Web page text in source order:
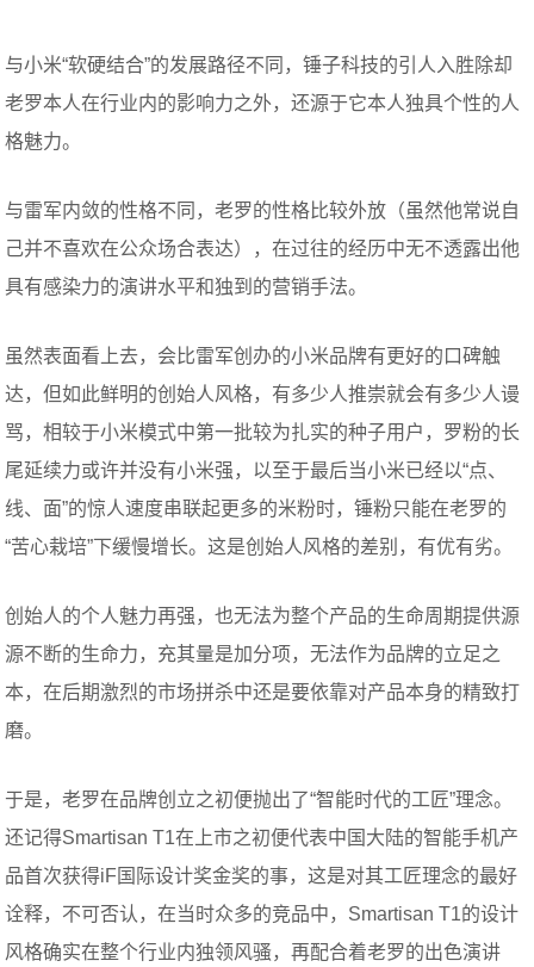
与小米“软硬结合”的发展路径不同，锤子科技的引人入胜除却
老罗本人在行业内的影响力之外，还源于它本人独具个性的人
格魅力。
与雷军内敛的性格不同，老罗的性格比较外放（虽然他常说自
己并不喜欢在公众场合表达），在过往的经历中无不透露出他
具有感染力的演讲水平和独到的营销手法。
虽然表面看上去，会比雷军创办的小米品牌有更好的口碑触
达，但如此鲜明的创始人风格，有多少人推崇就会有多少人谩
骂，相较于小米模式中第一批较为扎实的种子用户，罗粉的长
尾延续力或许并没有小米强，以至于最后当小米已经以“点、
线、面”的惊人速度串联起更多的米粉时，锤粉只能在老罗的
“苦心栽培”下缓慢增长。这是创始人风格的差别，有优有劣。
创始人的个人魅力再强，也无法为整个产品的生命周期提供源
源不断的生命力，充其量是加分项，无法作为品牌的立足之
本，在后期激烈的市场拼杀中还是要依靠对产品本身的精致打
磨。
于是，老罗在品牌创立之初便抛出了“智能时代的工匠”理念。
还记得Smartisan T1在上市之初便代表中国大陆的智能手机产
品首次获得iF国际设计奖金奖的事，这是对其工匠理念的最好
诠释，不可否认，在当时众多的竞品中，Smartisan T1的设计
风格确实在整个行业内独领风骚，再配合着老罗的出色演讲